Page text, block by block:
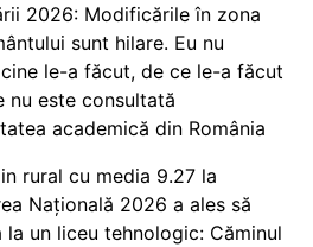
2026: Modificările în zona
sunt hilare. Eu nu
le-a făcut, de ce le-a făcut
nu este consultată
academică din România
rural cu media 9.27 la
Națională 2026 a ales să
la un liceu tehnologic: Căminul